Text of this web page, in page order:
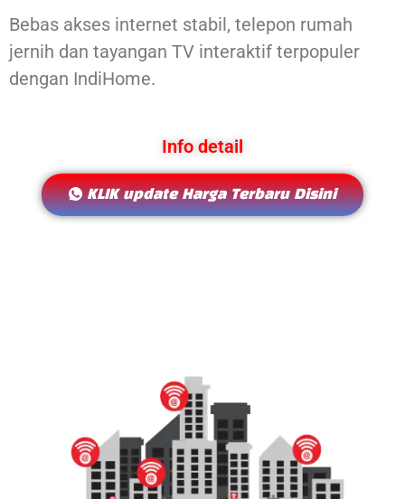
Bebas akses internet stabil, telepon rumah
jernih dan tayangan TV interaktif terpopuler
dengan IndiHome.
Info detail
KLIK update Harga Terbaru Disini